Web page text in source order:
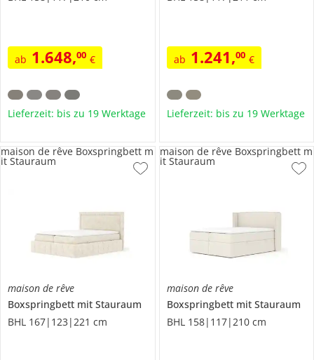
ab 1.648,00 €
Lieferzeit: bis zu 19 Werktage
ab 1.241,00 €
Lieferzeit: bis zu 19 Werktage
maison de rêve
Boxspringbett mit Stauraum
BHL 167|123|221 cm
maison de rêve Boxspringbett m
it Stauraum
maison de rêve
Boxspringbett mit Stauraum
BHL 158|117|210 cm
maison de rêve Boxspringbett m
it Stauraum